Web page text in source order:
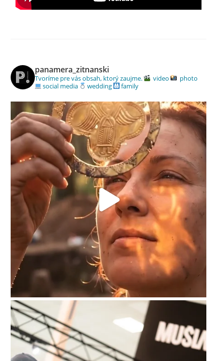
panamera_zitnanski
Tvoríme pre vás obsah, ktorý zaujme. video
photo
social media
wedding family